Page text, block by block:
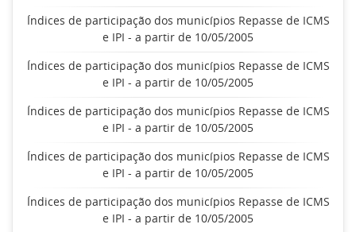
Índices de participação dos municípios Repasse de ICMS
e IPI - a partir de 10/05/2005
Índices de participação dos municípios Repasse de ICMS
e IPI - a partir de 10/05/2005
Índices de participação dos municípios Repasse de ICMS
e IPI - a partir de 10/05/2005
Índices de participação dos municípios Repasse de ICMS
e IPI - a partir de 10/05/2005
Índices de participação dos municípios Repasse de ICMS
e IPI - a partir de 10/05/2005